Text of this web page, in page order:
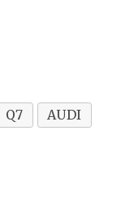
Q7
AUDI